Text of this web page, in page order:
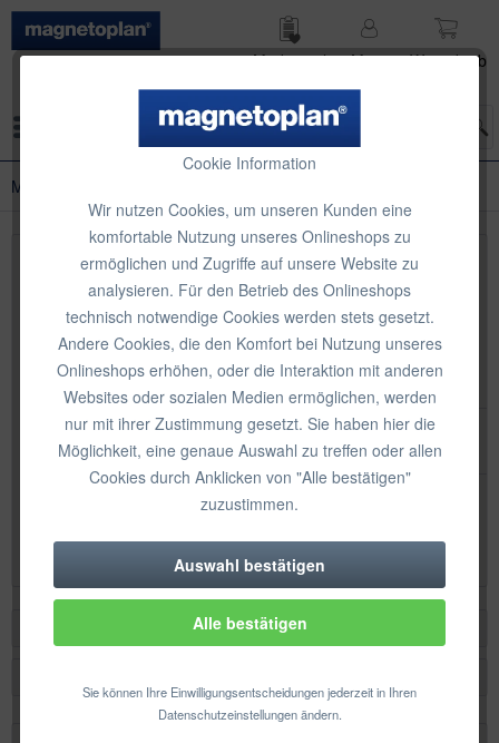
Merk­zettel
Mein
Waren­korb
Cookie Information
Wir nutzen Cookies, um unseren Kunden eine
komfortable Nutzung unseres Onlineshops zu
ermöglichen und Zugriffe auf unsere Website zu
analysieren. Für den Betrieb des Onlineshops
technisch notwendige Cookies werden stets gesetzt.
Andere Cookies, die den Komfort bei Nutzung unseres
Onlineshops erhöhen, oder die Interaktion mit anderen
Websites oder sozialen Medien ermöglichen, werden
nur mit ihrer Zustimmung gesetzt. Sie haben hier die
Möglichkeit, eine genaue Auswahl zu treffen oder allen
Cookies durch Anklicken von "Alle bestätigen"
zuzustimmen.
Technisch erforderlich
Komfortfunktionen
Auswahl bestätigen
Alle bestätigen
Sie können Ihre Einwilligungsentscheidungen jederzeit in Ihren
Datenschutzeinstellungen ändern.
Mobile Leinwände
Topseller
magnetoplan mobile Pull-Up Bodenleinwand